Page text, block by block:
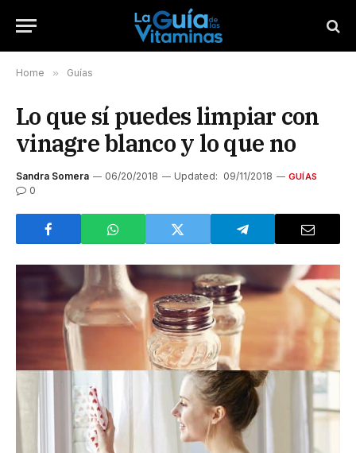
Home » Guías
Lo que sí puedes limpiar con
vinagre blanco y lo que no
Sandra Somera 06/20/2018 Updated: 09/11/2018 GUÍAS
0